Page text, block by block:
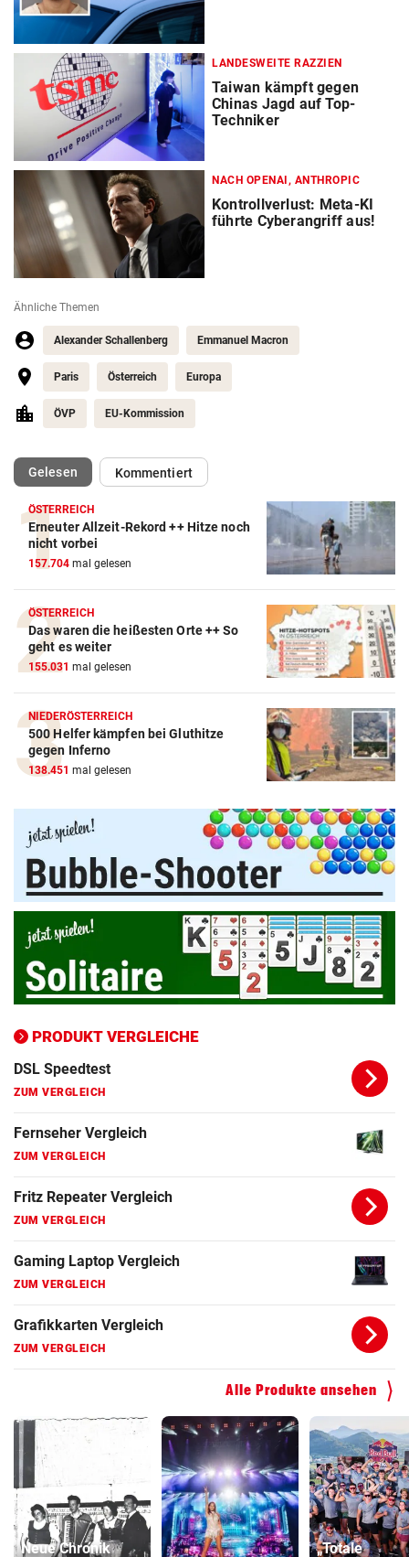
LANDESWEITE RAZZIEN
Taiwan kämpft gegen
Chinas Jagd auf Top-
Techniker
NACH OPENAI, ANTHROPIC
Kontrollverlust: Meta-KI
führte Cyberangriff aus!
Ähnliche Themen
Alexander Schallenberg Emmanuel Macron
Paris Österreich Europa
ÖVP EU-Kommission
Gelesen(ausgewählt)Kommentiert
ÖSTERREICH
Erneuter Allzeit-Rekord ++ Hitze noch
nicht vorbei
157.704 mal gelesen
ÖSTERREICH
Das waren die heißesten Orte ++ So
geht es weiter
155.031 mal gelesen
NIEDERÖSTERREICH
500 Helfer kämpfen bei Gluthitze
gegen Inferno
138.451 mal gelesen
PRODUKT VERGLEICHE
Amazon-Kindle Vergleich
ZUM VERGLEICH
Apple-iPad Vergleich
ZUM VERGLEICH
Apple-iPhone Vergleich
ZUM VERGLEICH
Apple Macbook Vergleich
ZUM VERGLEICH
Bluetooth Lautsprecher Vergleich
ZUM VERGLEICH
DSL Speedtest
ZUM VERGLEICH
Fernseher Vergleich
ZUM VERGLEICH
Fritz Repeater Vergleich
ZUM VERGLEICH
Gaming Laptop Vergleich
ZUM VERGLEICH
Grafikkarten Vergleich
ZUM VERGLEICH
Alle Produkte ansehen
Neue Chronik „Totale